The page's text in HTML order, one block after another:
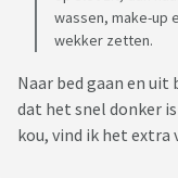
wassen, make-up
wekker zetten.
Naar bed gaan en uit
dat het snel donker
kou, vind ik het extra